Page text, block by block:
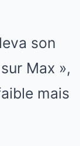
son
Max »,
mais